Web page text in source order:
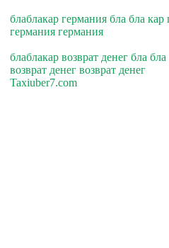
блаблакар германия бла бла
германия германия
блаблакар возврат денег бла
возврат денег возврат денег
Taxiuber7.com